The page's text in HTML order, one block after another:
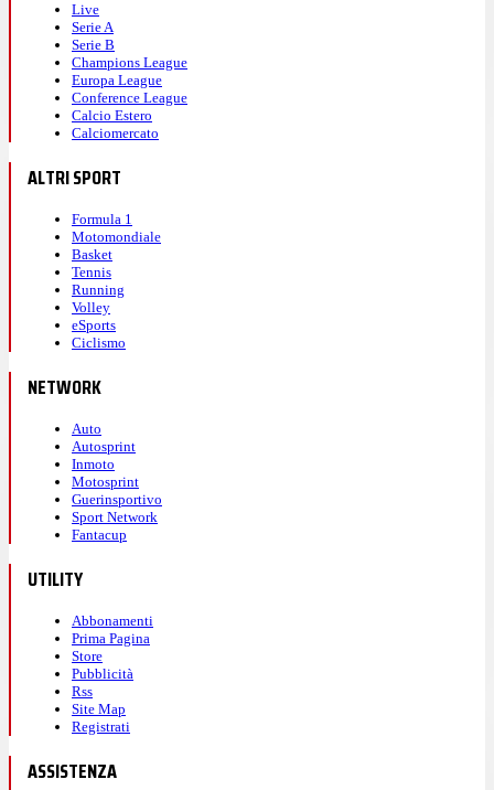
Live
Serie A
Serie B
Champions League
Europa League
Conference League
Calcio Estero
Calciomercato
ALTRI SPORT
Formula 1
Motomondiale
Basket
Tennis
Running
Volley
eSports
Ciclismo
NETWORK
Auto
Autosprint
Inmoto
Motosprint
Guerinsportivo
Sport Network
Fantacup
UTILITY
Abbonamenti
Prima Pagina
Store
Pubblicità
Rss
Site Map
Registrati
ASSISTENZA